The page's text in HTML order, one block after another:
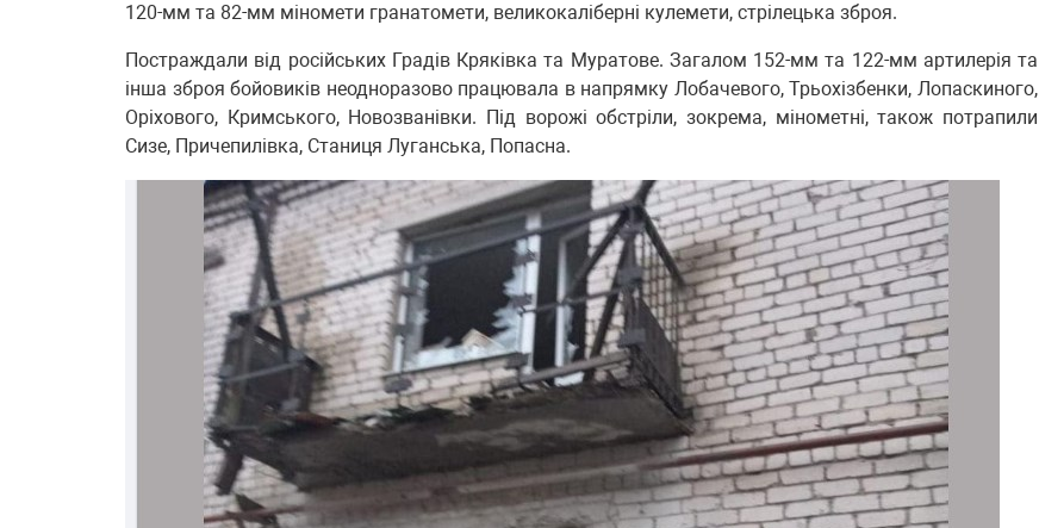
120-мм та 82-мм міномети гранатомети, великокаліберні кулемети, стрілецька зброя.
Постраждали від російських Градів Кряківка та Муратове. Загалом 152-мм та 122-мм артилерія та
інша зброя бойовиків неодноразово працювала в напрямку Лобачевого, Трьохізбенки, Лопаскиного,
Оріхового, Кримського, Новозванівки. Під ворожі обстріли, зокрема, мінометні, також потрапили
Сизе, Причепилівка, Станиця Луганська, Попасна.